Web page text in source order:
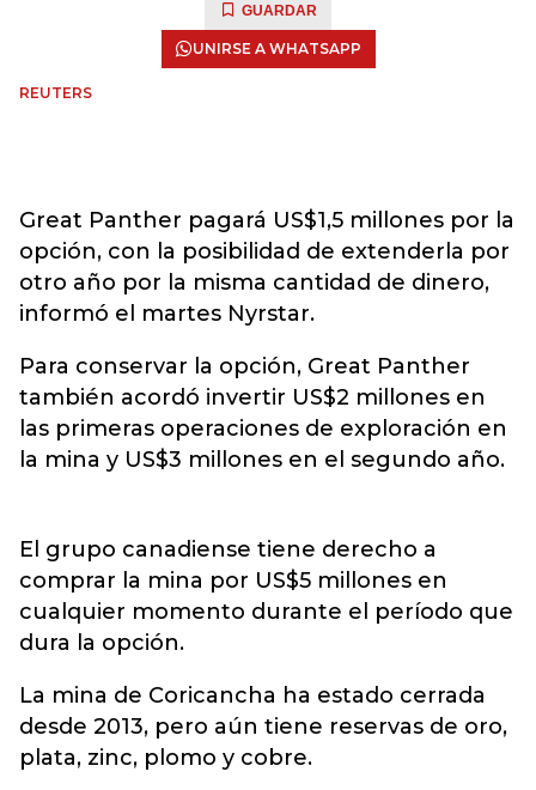
GUARDAR
UNIRSE A WHATSAPP
REUTERS
Great Panther pagará US$1,5 millones por la
opción, con la posibilidad de extenderla por
otro año por la misma cantidad de dinero,
informó el martes Nyrstar.
Para conservar la opción, Great Panther
también acordó invertir US$2 millones en
las primeras operaciones de exploración en
la mina y US$3 millones en el segundo año.
El grupo canadiense tiene derecho a
comprar la mina por US$5 millones en
cualquier momento durante el período que
dura la opción.
La mina de Coricancha ha estado cerrada
desde 2013, pero aún tiene reservas de oro,
plata, zinc, plomo y cobre.